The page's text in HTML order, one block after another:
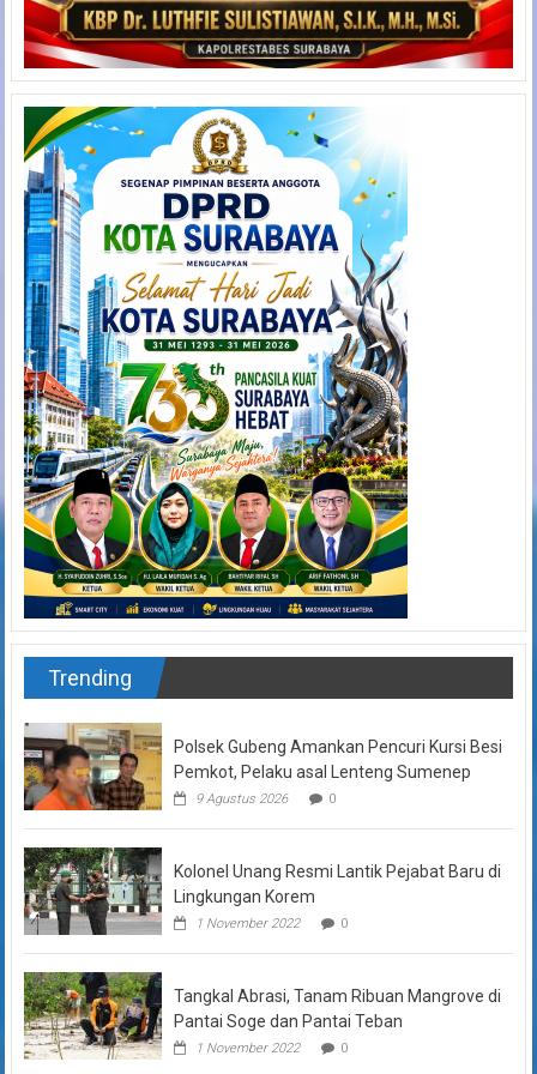
Trending
Polsek Gubeng Amankan Pencuri Kursi Besi
Pemkot, Pelaku asal Lenteng Sumenep
9 Agustus 2026 0
Kolonel Unang Resmi Lantik Pejabat Baru di
Lingkungan Korem
1 November 2022 0
Tangkal Abrasi, Tanam Ribuan Mangrove di
Pantai Soge dan Pantai Teban
1 November 2022 0